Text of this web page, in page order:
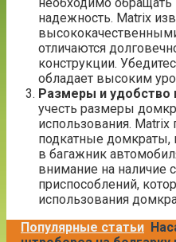
надежность. Matrix
отличаются
конструкции.
обладает высоким
Размеры и удобство
учесть размеры
использования.
подкатные
в багажник
внимание на наличие
приспособлений,
использования
Популярные статьи